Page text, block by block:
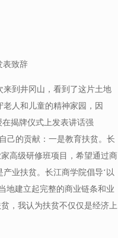
表致辞
到井冈山，看到了这片土地
人和儿童的精神家园，因
揭牌仪式上发表讲话强
己的贡献：一是教育扶贫。长
高级研修班项目，希望通过商
业扶贫。长江商学院倡导‘以
地建立起完整的商业链条和业
，我认为扶贫不仅仅是经济上